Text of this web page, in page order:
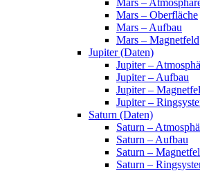
Mars – Oberfläche
Mars – Aufbau
Mars – Magnetfeld
Jupiter (Daten)
Jupiter –
Jupiter – Aufbau
Jupiter –
Jupiter –
Saturn (Daten)
Saturn –
Saturn – Aufbau
Saturn –
Saturn –